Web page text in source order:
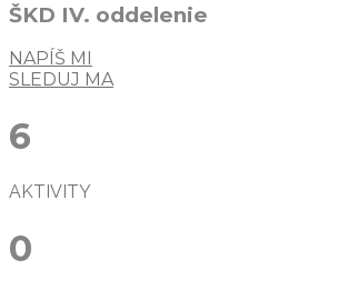
ŠKD IV. oddelenie
NAPÍŠ MI
SLEDUJ MA
6
AKTIVITY
0